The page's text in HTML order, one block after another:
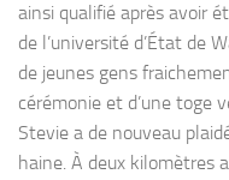
ainsi qualifié après avoir
de l’université d’État de
de jeunes gens
cérémonie et d’une toge
Stevie a de nouveau
haine. À deux kilomètres